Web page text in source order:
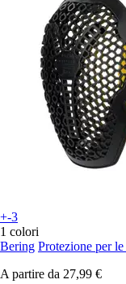
+-3
1 colori
Bering Protezione per
A partire da 27,99 €